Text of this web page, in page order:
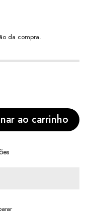
da compra.
ao carrinho